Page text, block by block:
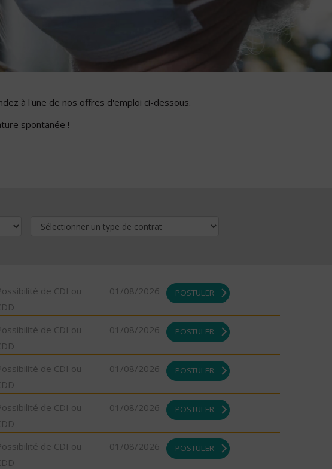
à l'une de nos offres d'emploi ci-dessous.
spontanée !
de CDI ou
01/08/2026 POSTULER
de CDI ou
01/08/2026 POSTULER
de CDI ou
01/08/2026 POSTULER
de CDI ou
01/08/2026 POSTULER
de CDI ou
01/08/2026 POSTULER